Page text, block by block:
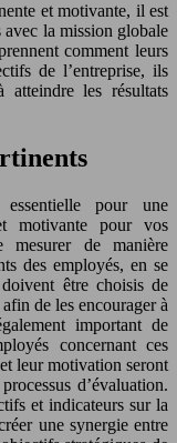
et motivante, il est
avec la mission globale
comment leurs
de l’entreprise, ils
les résultats
essentielle pour une
motivante pour vos
mesurer de manière
des employés, en se
être choisis de
de les encourager à
important de
concernant ces
leur motivation seront
d’évaluation.
et indicateurs sur la
une synergie entre